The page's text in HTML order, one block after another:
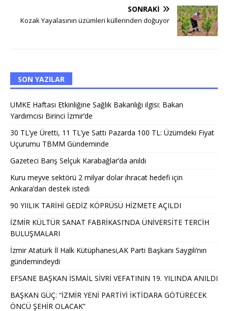
SONRAKI
Kozak Yayalasının üzümleri küllerinden doğuyor
SON YAZILAR
UMKE Haftası Etkinliğine Sağlık Bakanlığı ilgisi: Bakan
Yardımcısı Birinci İzmir’de
30 TL’ye Üretti, 11 TL’ye Sattı Pazarda 100 TL: Üzümdeki Fiyat
Uçurumu TBMM Gündeminde
Gazeteci Barış Selçuk Karabağlar’da anıldı
Kuru meyve sektörü 2 milyar dolar ihracat hedefi için
Ankara’dan destek istedi
90 YIILIK TARİHİ GEDİZ KÖPRÜSÜ HİZMETE AÇILDI
İZMİR KÜLTÜR SANAT FABRİKASI’NDA ÜNİVERSİTE TERCİH
BULUŞMALARI
İzmir Atatürk İl Halk Kütüphanesi,AK Parti Başkanı Saygılı’nın
gündemindeydi
EFSANE BAŞKAN İSMAİL SİVRİ VEFATININ 19. YILINDA ANILDI
BAŞKAN GÜÇ: “İZMİR YENİ PARTİYİ İKTİDARA GÖTÜRECEK
ÖNCÜ ŞEHİR OLACAK”